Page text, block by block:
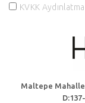
KVKK
Maltepe